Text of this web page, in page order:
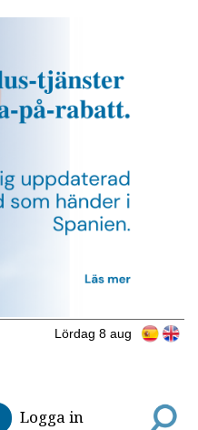
Lördag 8 aug
Logga in